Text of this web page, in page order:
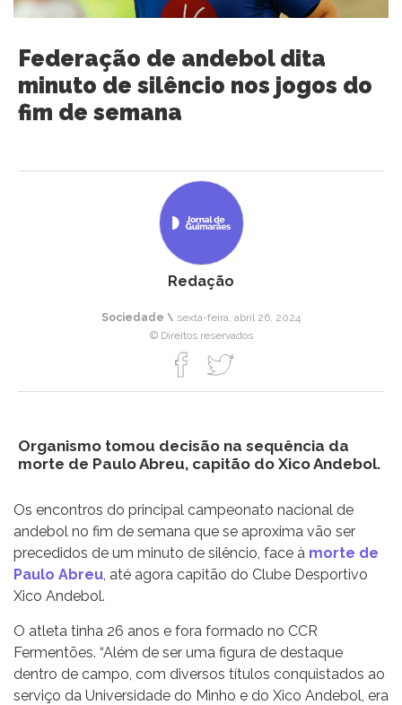
Federação de andebol dita
minuto de silêncio nos jogos do
fim de semana
Redação
Sociedade \ sexta-feira, abril 26, 2024
© Direitos reservados
Organismo tomou decisão na sequência da
morte de Paulo Abreu, capitão do Xico Andebol.
Os encontros do principal campeonato nacional de
andebol no fim de semana que se aproxima vão ser
precedidos de um minuto de silêncio, face à morte de
Paulo Abreu , até agora capitão do Clube Desportivo
Xico Andebol.
O atleta tinha 26 anos e fora formado no CCR
Fermentões. “Além de ser uma figura de destaque
dentro de campo, com diversos títulos conquistados ao
serviço da Universidade do Minho e do Xico Andebol, era